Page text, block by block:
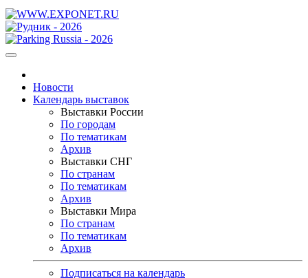
Новости
Календарь выставок
Выставки России
По городам
По тематикам
Архив
Выставки СНГ
По странам
По тематикам
Архив
Выставки Мира
По странам
По тематикам
Архив
Подписаться на календарь